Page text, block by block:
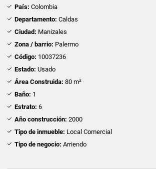
País: Colombia
Departamento: Caldas
Ciudad: Manizales
Zona / barrio: Palermo
Código: 10037236
Estado: Usado
Área Construida: 80 m²
Baño: 1
Estrato: 6
Año construcción: 2000
Tipo de inmueble: Local Comercial
Tipo de negocio: Arriendo